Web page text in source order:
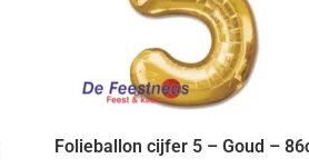
Folieballon cijfer 5 – Goud –